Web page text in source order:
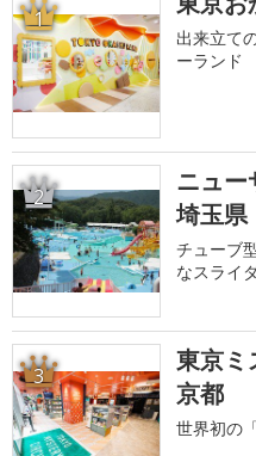
1
出来立て
ーランド
2
ニュー
埼玉県
チューブ
なスライ
3
東京ミ
京都
世界初の